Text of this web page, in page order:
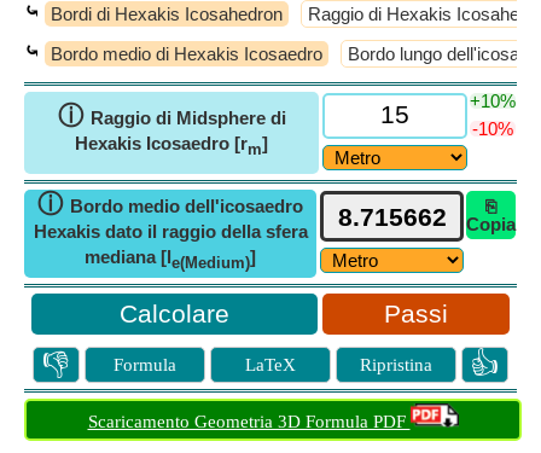
⤿ Bordi di Hexakis Icosahedron Raggio di Hexakis
⤿ Bordo medio di Hexakis Icosaedro Bordo lungo
ⓘ Raggio di Midsphere di
Hexakis Icosaedro [rm]
+10%
-10%
ⓘ Bordo medio dell'icosaedro
Hexakis dato il raggio della sfera
mediana [le(Medium)]
⎘
Copia
Passi
👎 Formula LaTeX Ripristina 👍
Scaricamento Geometria 3D Formula PDF